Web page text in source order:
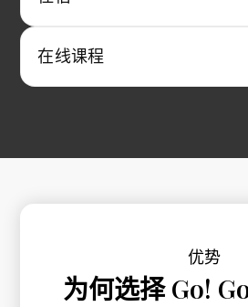
在线课程
优势
为何选择 Go!